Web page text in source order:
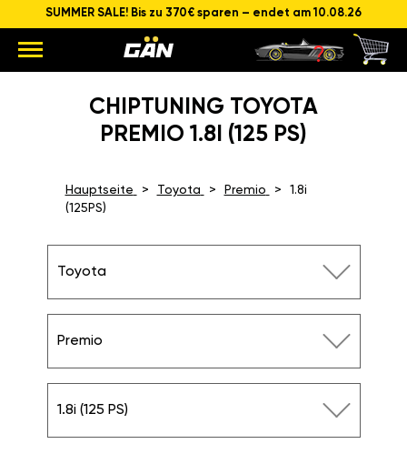
SUMMER SALE! Bis zu 370€ sparen – endet am 10.08.26
CHIPTUNING TOYOTA
PREMIO 1.8I (125 PS)
Hauptseite Toyota Premio
1.8i
(125PS)
Toyota
Premio
1.8i (125 PS)